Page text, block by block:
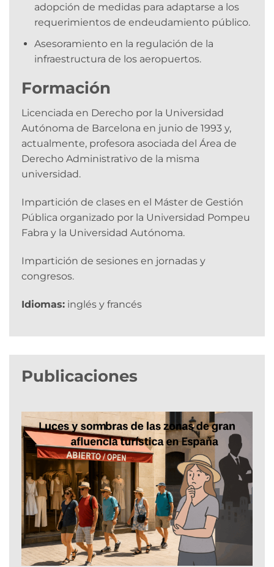
adopción de medidas para adaptarse a los
requerimientos de endeudamiento público.
Asesoramiento en la regulación de la
infraestructura de los aeropuertos.
Formación
Licenciada en Derecho por la Universidad
Autónoma de Barcelona en junio de 1993 y,
actualmente, profesora asociada del Área de
Derecho Administrativo de la misma
universidad.
Impartición de clases en el Máster de Gestión
Pública organizado por la Universidad Pompeu
Fabra y la Universidad Autónoma.
Impartición de sesiones en jornadas y
congresos.
Idiomas: inglés y francés
Publicaciones